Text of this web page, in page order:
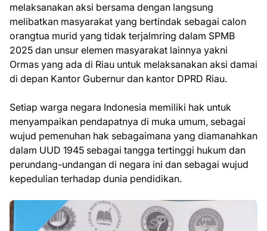
melaksanakan aksi bersama dengan langsung
melibatkan masyarakat yang bertindak sebagai calon
orangtua murid yang tidak terjalmring dalam SPMB
2025 dan unsur elemen masyarakat lainnya yakni
Ormas yang ada di Riau untuk melaksanakan aksi damai
di depan Kantor Gubernur dan kantor DPRD Riau.
Setiap warga negara Indonesia memiliki hak untuk
menyampaikan pendapatnya di muka umum, sebagai
wujud pemenuhan hak sebagaimana yang diamanahkan
dalam UUD 1945 sebagai tangga tertinggi hukum dan
perundang-undangan di negara ini dan sebagai wujud
kepedulian terhadap dunia pendidikan.